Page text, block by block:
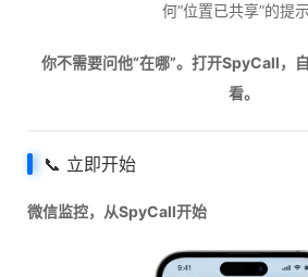
何“位置已共享”的提示
你不需要问他“在哪”。打开SpyCall，
看。
📞 立即开始
微信监控，从SpyCall开始